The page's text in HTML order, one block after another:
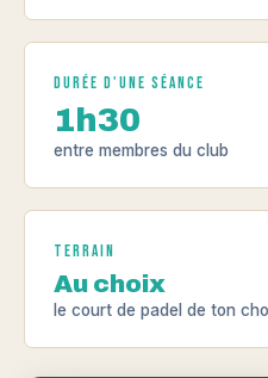
Durée d'une séance
1h30
entre membres du club
Terrain
Au choix
le court de padel de ton